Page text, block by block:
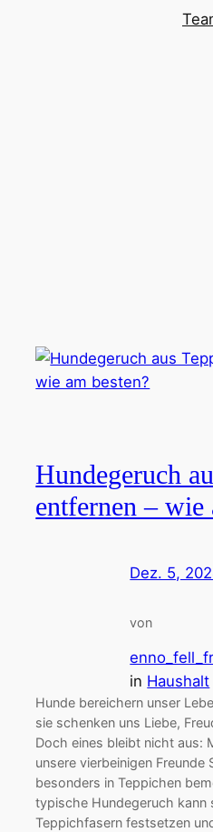
Hundegeruch
entfernen – wie
Dez. 5,
von
in Haushalt
Hunde bereichern unser
sie schenken uns Liebe,
Doch eines bleibt nicht aus:
unsere vierbeinigen Freunde
besonders in Teppichen
typische Hundegeruch kann
Teppichfasern festsetzen